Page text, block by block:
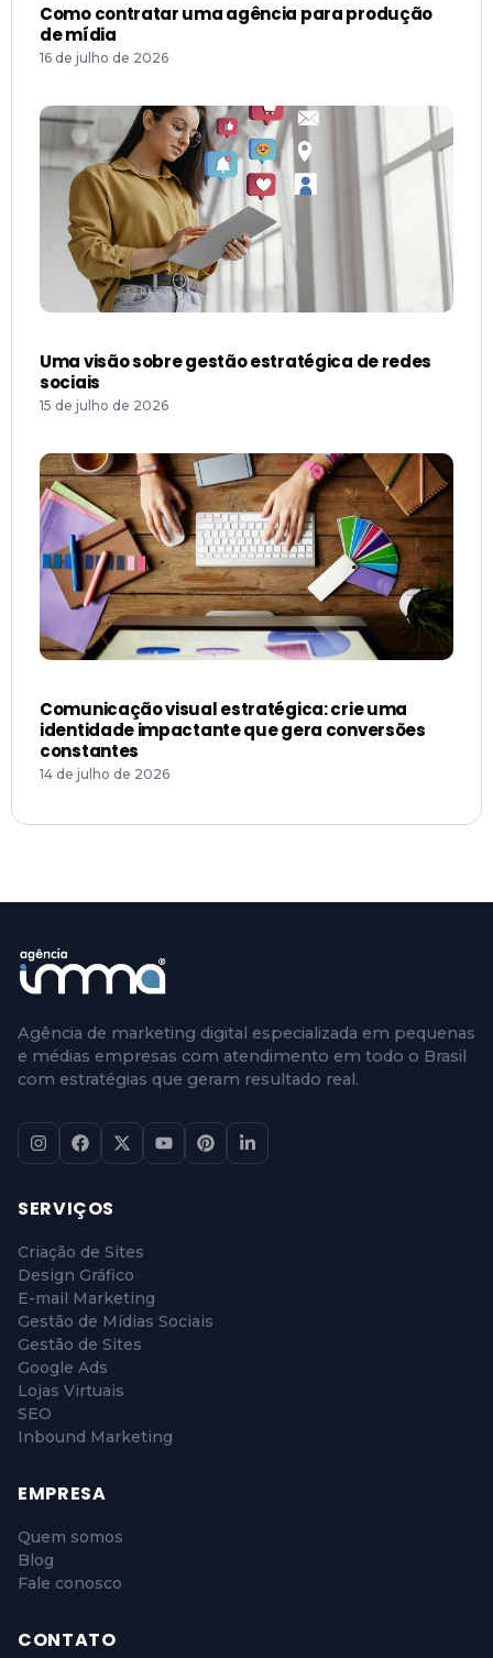
Como contratar uma agência para produção
de mídia
16 de julho de 2026
Uma visão sobre gestão estratégica de redes
sociais
15 de julho de 2026
Comunicação visual estratégica: crie uma
identidade impactante que gera conversões
constantes
14 de julho de 2026
Agência de marketing digital especializada em pequenas
e médias empresas com atendimento em todo o Brasil
com estratégias que geram resultado real.
SERVIÇOS
Criação de Sites
Design Gráfico
E-mail Marketing
Gestão de Mídias Sociais
Gestão de Sites
Google Ads
Lojas Virtuais
SEO
Inbound Marketing
EMPRESA
Quem somos
Blog
Fale conosco
CONTATO